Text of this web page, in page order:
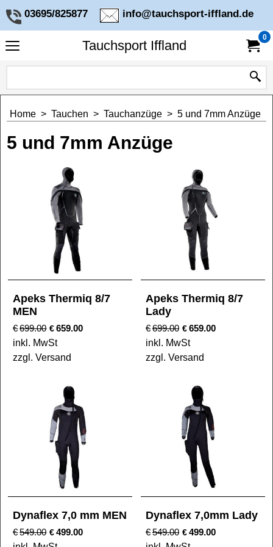
03695/825877 info@tauchsport-iffland.de
Tauchsport Iffland
0
Home > Tauchen > Tauchanzüge > 5 und 7mm Anzüge
5 und 7mm Anzüge
Apeks Thermiq 8/7
MEN
€699.00 € 659.00
inkl. MwSt
zzgl. Versand
Apeks Thermiq 8/7
Lady
€699.00 €659.00
inkl. MwSt
zzgl. Versand
Dynaflex 7,0 mm MEN
€549.00 € 499.00
Dynaflex 7,0mm Lady
€549.00 €499.00